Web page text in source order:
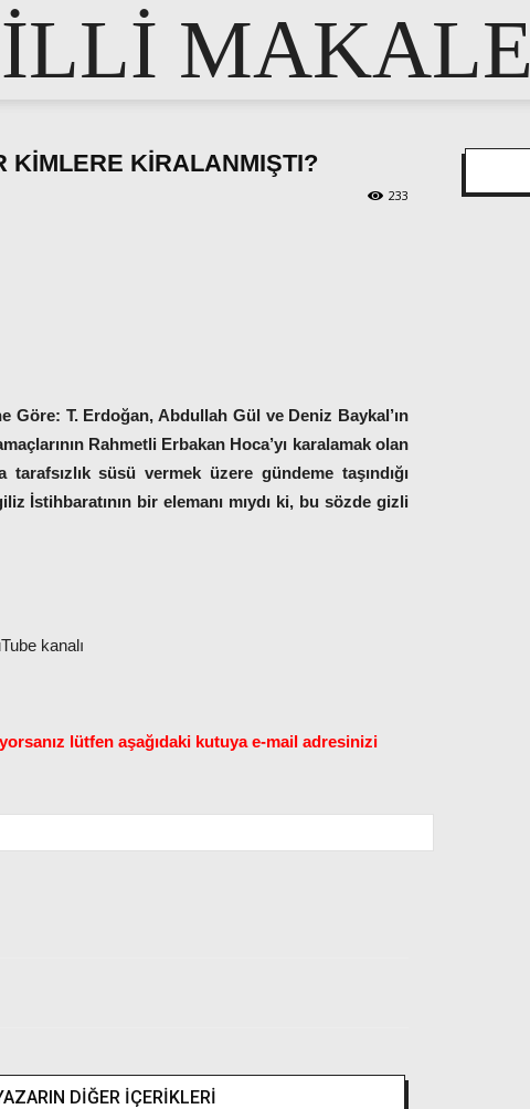
MAKALE
KİMLERE KİRALANMIŞTI?
233
Göre: T. Erdoğan, Abdullah Gül ve Deniz Baykal’ın
Rahmetli Erbakan Hoca’yı karalamak olan
süsü vermek üzere gündeme taşındığı
İstihbaratının bir elemanı mıydı ki, bu sözde gizli
kanalı
lütfen aşağıdaki kutuya e-mail adresinizi
DİĞER İÇERİKLERİ